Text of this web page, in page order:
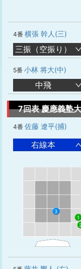
4番 横張 幹人(三)
三振（空振り）
5番 小林 将大(中)
中飛
7回表 慶應義塾
4番 佐藤 遼平(捕)
右線本
1
3